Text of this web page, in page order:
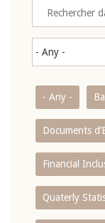
- Any -
Documents
Financial
Quaterly